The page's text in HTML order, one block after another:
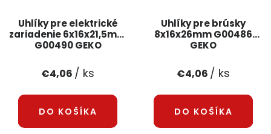
Uhlíky pre elektrické
zariadenie 6x16x21,5mm
G00490 GEKO
€4,06 / ks
DO KOŠÍKA
Uhlíky pre brúsky
8x16x26mm G00486
GEKO
€4,06 / ks
DO KOŠÍKA